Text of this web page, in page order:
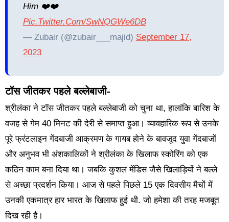
Him ❤️❤️
Pic.twitter.com/SwNQGWe6DB
— Zubair (@zubair___majid) September 17,
2023
टॉस जीतकर पहले बल्लेबाजी-
श्रीलंका ने टॉस जीतकर पहले बल्लेबाजी को चुना था, हालांकि बारिश के
वजह से गेम 40 मिनट की देरी से समाप्त हुआ। व्यावहारिक रूप से उनके
पूरे फ्रंटलाइन गेंदबाजी आक्रमण के गायब होने के बावजूद युवा गेंदबाजों
और अनुभव भी अंशकालिकों ने श्रीलंका के खिलाफ स्कोरिंग को एक
कठिन काम बना दिया था। जबकि कुशल मेंडिस जैसे खिलाड़ियों ने बल्ले
से अच्छा प्रदर्शन किया। आज से पहले पिछले 15 एक दिवसीय मैचों में
उनकी एकमात्र हार भारत के खिलाफ हुई थी. जो हमेशा की तरह मजबूत
दिख रही है।